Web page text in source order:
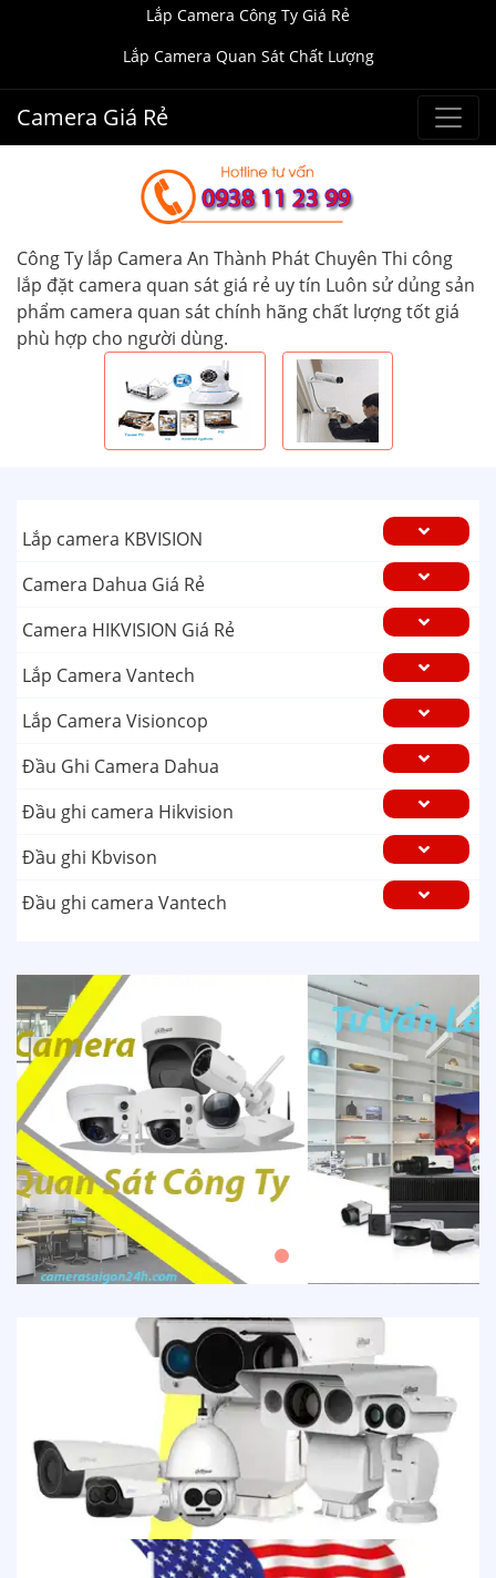
Lắp Camera Công Ty Giá Rẻ
Lắp Camera Quan Sát Chất Lượng
Camera Giá Rẻ
Công Ty lắp Camera An Thành Phát Chuyên Thi công
lắp đặt camera quan sát giá rẻ uy tín Luôn sử dủng sản
phẩm camera quan sát chính hãng chất lượng tốt giá
phù hợp cho người dùng.
Lắp camera KBVISION
Camera Dahua Giá Rẻ
Camera HIKVISION Giá Rẻ
Lắp Camera Vantech
Lắp Camera Visioncop
Đầu Ghi Camera Dahua
Đầu ghi camera Hikvision
Đầu ghi Kbvison
Đầu ghi camera Vantech